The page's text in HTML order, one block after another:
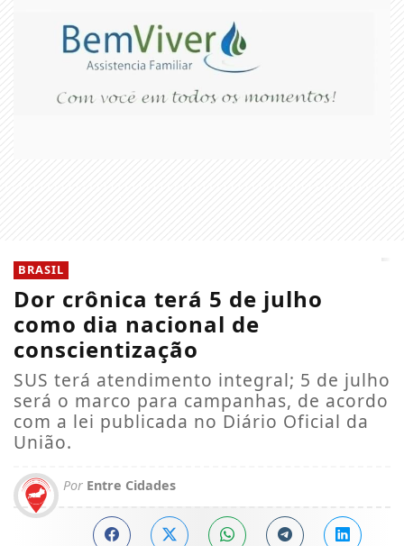
BRASIL
Dor crônica terá 5 de julho
como dia nacional de
conscientização
SUS terá atendimento integral; 5 de julho
será o marco para campanhas, de acordo
com a lei publicada no Diário Oficial da
União.
Por Entre Cidades